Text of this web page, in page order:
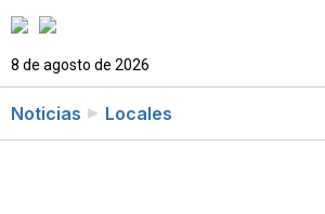
8 de agosto de 2026
Noticias Locales